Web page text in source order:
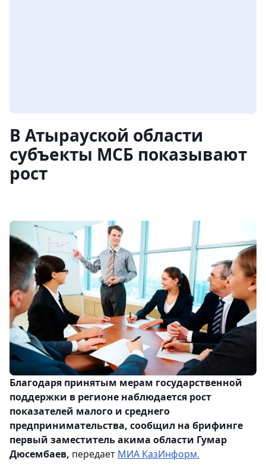
В Атырауской области
субъекты МСБ показывают
рост
Благодаря принятым мерам государственной
поддержки в регионе наблюдается рост
показателей малого и среднего
предпринимательства, сообщил на брифинге
первый заместитель акима области Гумар
Дюсембаев, передает МИА КазИнформ.